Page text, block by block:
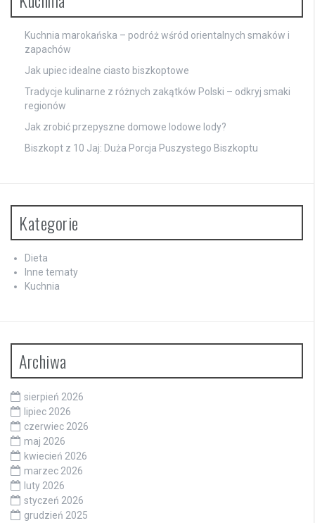
Kuchnia marokańska – podróż wśród orientalnych smaków i
zapachów
Jak upiec idealne ciasto biszkoptowe
Tradycje kulinarne z różnych zakątków Polski – odkryj smaki
regionów
Jak zrobić przepyszne domowe lodowe lody?
Biszkopt z 10 Jaj: Duża Porcja Puszystego Biszkoptu
Kategorie
Dieta
Inne tematy
Kuchnia
Archiwa
sierpień 2026
lipiec 2026
czerwiec 2026
maj 2026
kwiecień 2026
marzec 2026
luty 2026
styczeń 2026
grudzień 2025